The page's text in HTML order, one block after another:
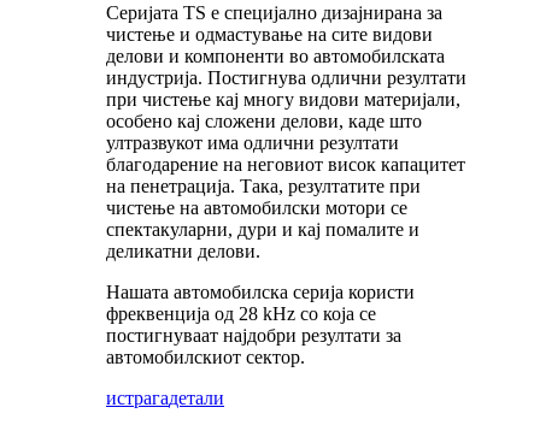
Серијата TS е специјално дизајнирана за
чистење и одмастување на сите видови
делови и компоненти во автомобилската
индустрија. Постигнува одлични резултати
при чистење кај многу видови материјали,
особено кај сложени делови, каде што
ултразвукот има одлични резултати
благодарение на неговиот висок капацитет
на пенетрација. Така, резултатите при
чистење на автомобилски мотори се
спектакуларни, дури и кај помалите и
деликатни делови.
Нашата автомобилска серија користи
фреквенција од 28 kHz со која се
постигнуваат најдобри резултати за
автомобилскиот сектор.
истрагадетали